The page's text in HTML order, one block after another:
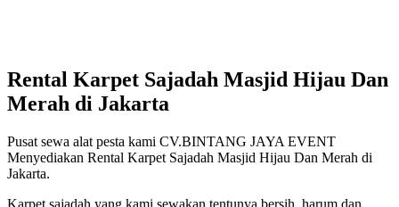
Rental Karpet Sajadah Masjid Hijau Dan
Merah di Jakarta
Pusat sewa alat pesta kami CV.BINTANG JAYA EVENT
Menyediakan Rental Karpet Sajadah Masjid Hijau Dan Merah di
Jakarta.
Karpet sajadah yang kami sewakan tentunya bersih, harum dan